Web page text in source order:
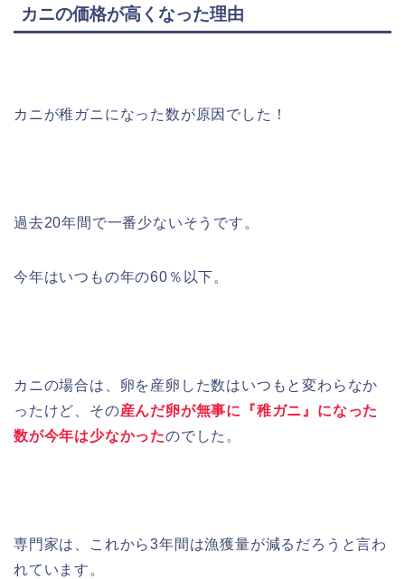
カニの価格が高くなった理由
カニが稚ガニになった数が原因 でした！
過去20年間で一番少ないそうです。
今年はいつもの年の60％以下。
カニの場合は、卵を産卵した数はいつもと変わらなか
ったけど、その産んだ卵が無事に『稚ガニ』になった
数が今年は少なかったのでした。
専門家は、これから3年間は漁獲量が減るだろうと言わ
れています。